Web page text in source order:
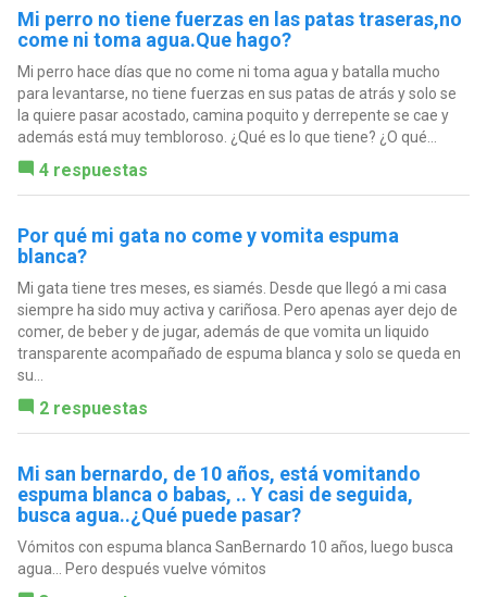
Mi perro no tiene fuerzas en las patas traseras,no
come ni toma agua.Que hago?
Mi perro hace días que no come ni toma agua y batalla mucho
para levantarse, no tiene fuerzas en sus patas de atrás y solo se
la quiere pasar acostado, camina poquito y derrepente se cae y
además está muy tembloroso. ¿Qué es lo que tiene? ¿O qué...
4 respuestas
Por qué mi gata no come y vomita espuma
blanca?
Mi gata tiene tres meses, es siamés. Desde que llegó a mi casa
siempre ha sido muy activa y cariñosa. Pero apenas ayer dejo de
comer, de beber y de jugar, además de que vomita un liquido
transparente acompañado de espuma blanca y solo se queda en
su...
2 respuestas
Mi san bernardo, de 10 años, está vomitando
espuma blanca o babas, .. Y casi de seguida,
busca agua..¿Qué puede pasar?
Vómitos con espuma blanca SanBernardo 10 años, luego busca
agua... Pero después vuelve vómitos